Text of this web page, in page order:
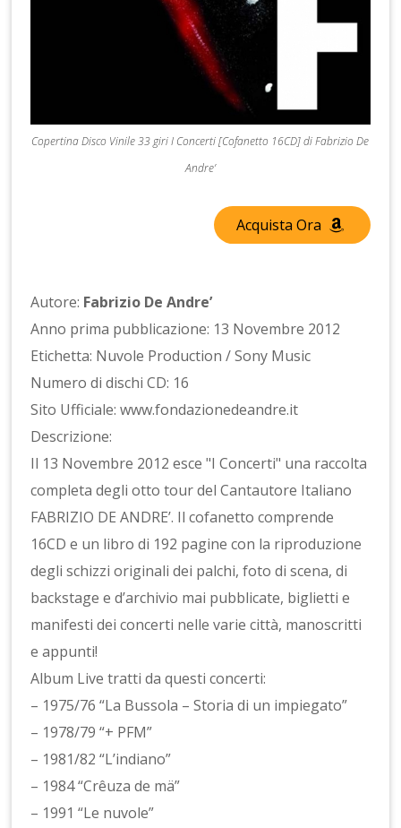
Copertina Disco Vinile 33 giri I Concerti [Cofanetto 16CD] di Fabrizio De
Andre’
Acquista Ora
Autore: Fabrizio De Andre’
Anno prima pubblicazione: 13 Novembre 2012
Etichetta: Nuvole Production / Sony Music
Numero di dischi CD: 16
Sito Ufficiale: www.fondazionedeandre.it
Descrizione:
Il 13 Novembre 2012 esce "I Concerti" una raccolta
completa degli otto tour del Cantautore Italiano
FABRIZIO DE ANDRE’. Il cofanetto comprende
16CD e un libro di 192 pagine con la riproduzione
degli schizzi originali dei palchi, foto di scena, di
backstage e d’archivio mai pubblicate, biglietti e
manifesti dei concerti nelle varie città, manoscritti
e appunti!
Album Live tratti da questi concerti:
– 1975/76 “La Bussola – Storia di un impiegato”
– 1978/79 “+ PFM”
– 1981/82 “L’indiano”
– 1984 “Crêuza de mä”
– 1991 “Le nuvole”